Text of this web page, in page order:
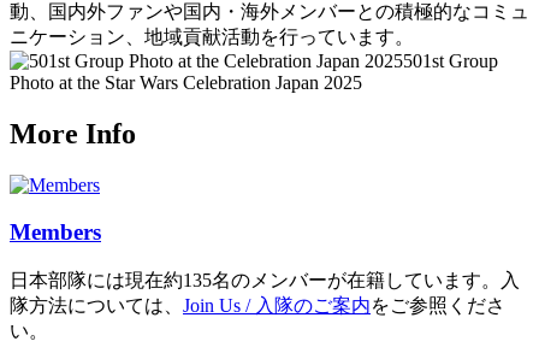
動、国内外ファンや国内・海外メンバーとの積極的なコミュ
ニケーション、地域貢献活動を行っています。
501st Group
Photo at the Star Wars Celebration Japan 2025
More Info
Members
日本部隊には現在約135名のメンバーが在籍しています。入
隊方法については、 Join Us / 入隊のご案内をご参照くださ
い。